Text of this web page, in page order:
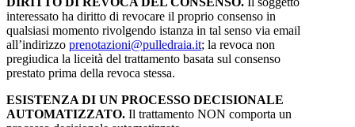
interessato ha diritto di revocare il proprio consenso in
qualsiasi momento rivolgendo istanza in tal senso via email
all’indirizzo prenotazioni@pulledraia.it; la revoca non
pregiudica la liceità del trattamento basata sul consenso
prestato prima della revoca stessa.
ESISTENZA DI UN PROCESSO DECISIONALE
AUTOMATIZZATO. Il trattamento NON comporta un